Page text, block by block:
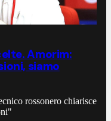
Amorim:
siamo
rossonero chiarisce